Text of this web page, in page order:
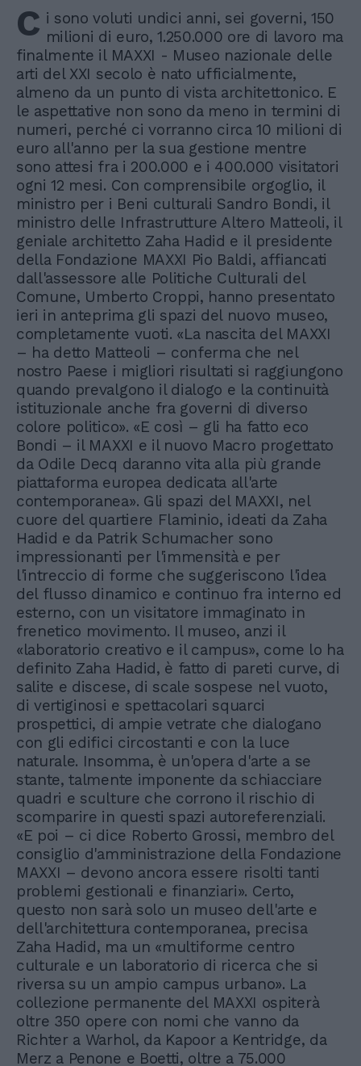
C i sono voluti undici anni, sei governi, 150
milioni di euro, 1.250.000 ore di lavoro ma
finalmente il MAXXI - Museo nazionale delle
arti del XXI secolo è nato ufficialmente,
almeno da un punto di vista architettonico. E
le aspettative non sono da meno in termini di
numeri, perché ci vorranno circa 10 milioni di
euro all'anno per la sua gestione mentre
sono attesi fra i 200.000 e i 400.000 visitatori
ogni 12 mesi. Con comprensibile orgoglio, il
ministro per i Beni culturali Sandro Bondi, il
ministro delle Infrastrutture Altero Matteoli, il
geniale architetto Zaha Hadid e il presidente
della Fondazione MAXXI Pio Baldi, affiancati
dall'assessore alle Politiche Culturali del
Comune, Umberto Croppi, hanno presentato
ieri in anteprima gli spazi del nuovo museo,
completamente vuoti. «La nascita del MAXXI
– ha detto Matteoli – conferma che nel
nostro Paese i migliori risultati si raggiungono
quando prevalgono il dialogo e la continuità
istituzionale anche fra governi di diverso
colore politico». «E così – gli ha fatto eco
Bondi – il MAXXI e il nuovo Macro progettato
da Odile Decq daranno vita alla più grande
piattaforma europea dedicata all'arte
contemporanea». Gli spazi del MAXXI, nel
cuore del quartiere Flaminio, ideati da Zaha
Hadid e da Patrik Schumacher sono
impressionanti per l'immensità e per
l'intreccio di forme che suggeriscono l'idea
del flusso dinamico e continuo fra interno ed
esterno, con un visitatore immaginato in
frenetico movimento. Il museo, anzi il
«laboratorio creativo e il campus», come lo ha
definito Zaha Hadid, è fatto di pareti curve, di
salite e discese, di scale sospese nel vuoto,
di vertiginosi e spettacolari squarci
prospettici, di ampie vetrate che dialogano
con gli edifici circostanti e con la luce
naturale. Insomma, è un'opera d'arte a se
stante, talmente imponente da schiacciare
quadri e sculture che corrono il rischio di
scomparire in questi spazi autoreferenziali.
«E poi – ci dice Roberto Grossi, membro del
consiglio d'amministrazione della Fondazione
MAXXI – devono ancora essere risolti tanti
problemi gestionali e finanziari». Certo,
questo non sarà solo un museo dell'arte e
dell'architettura contemporanea, precisa
Zaha Hadid, ma un «multiforme centro
culturale e un laboratorio di ricerca che si
riversa su un ampio campus urbano». La
collezione permanente del MAXXI ospiterà
oltre 350 opere con nomi che vanno da
Richter a Warhol, da Kapoor a Kentridge, da
Merz a Penone e Boetti, oltre a 75.000